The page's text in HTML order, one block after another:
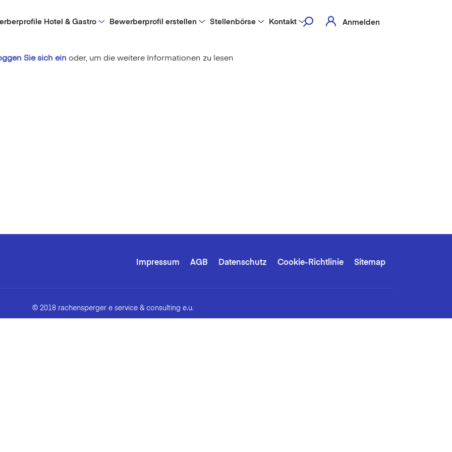
Hotel & Gastro Bewerberprofil erstellen Stellenbörse Kontakt Anmelden
Sie sich ein oder, um die weitere Informationen zu lesen
Impressum AGB Datenschutz Cookie-Richtlinie Sitemap
© 2018 rachensperger e service & consulting e.u.